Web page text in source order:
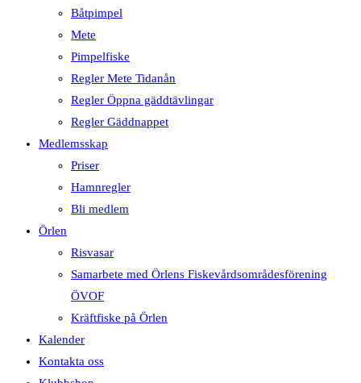
Båtpimpel
Mete
Pimpelfiske
Regler Mete Tidanån
Regler Öppna gäddtävlingar
Regler Gäddnappet
Medlemsskap
Priser
Hamnregler
Bli medlem
Örlen
Risvasar
Samarbete med Örlens Fiskevårdsområdesförening
ÖVOF
Kräftfiske på Örlen
Kalender
Kontakta oss